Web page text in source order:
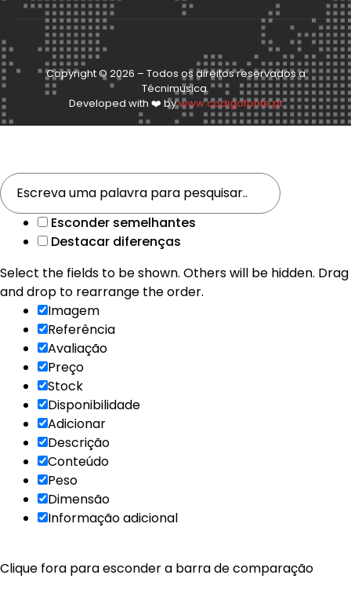
Copyright © 2026 – Todos os direitos reservados a
Técnimusica.
Developed with ❤️ bywww.codigofonte.pt
Esconder semelhantes
Destacar diferenças
Select the fields to be shown. Others will be hidden. Drag
and drop to rearrange the order.
Imagem
Referência
Avaliação
Preço
Stock
Disponibilidade
Adicionar
Descrição
Conteúdo
Peso
Dimensão
Informação adicional
Clique fora para esconder a barra de comparação